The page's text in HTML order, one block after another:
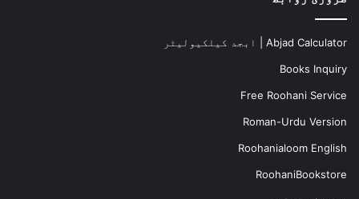
Abjad Calculator | ابجد کیلکیولیٹر
Books Inquiry
Free Roohani Service
Roman-Urdu Version
Roohanialoom English
RoohaniBookstore